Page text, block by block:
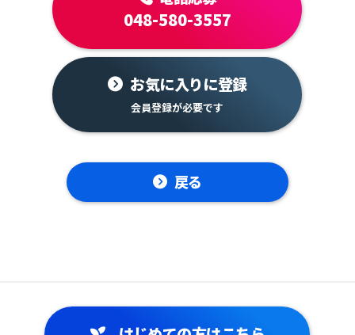
048-580-3557
お気に入りに登録
戻る